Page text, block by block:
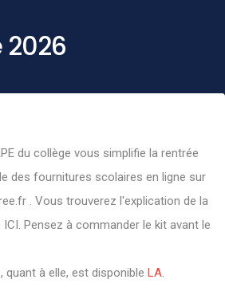
2026
du collège vous simplifie la rentrée
des fournitures scolaires en ligne sur
. Vous trouverez l'explication de la
ICI. Pensez à commander le kit avant le
à elle, est disponible LA.